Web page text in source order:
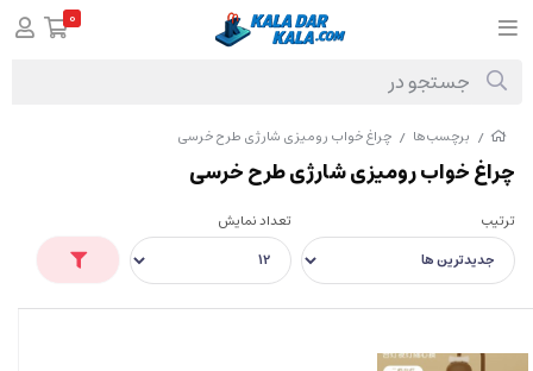
/ برچسب‌ها / چراغ خواب رومیزی شارژی طرح خرسی
چراغ خواب رومیزی شارژی طرح خرسی
ترتیب تعداد نمایش
0